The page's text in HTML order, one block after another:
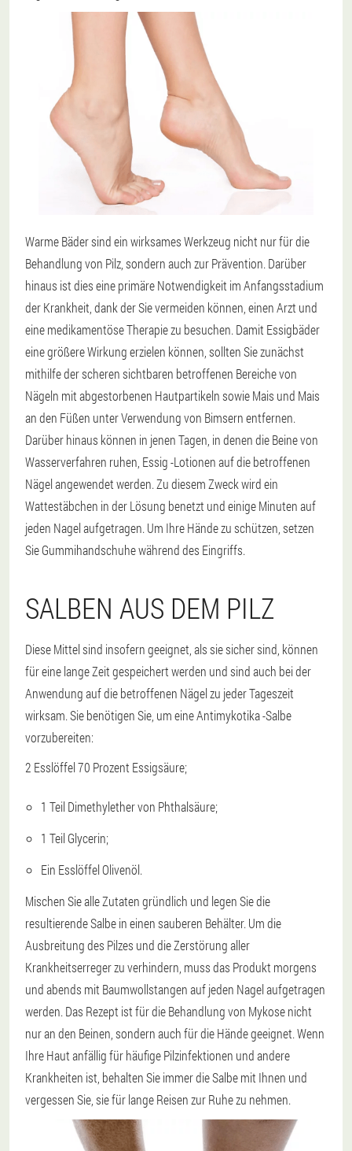
Warme Bäder sind ein wirksames Werkzeug nicht nur für die
Behandlung von Pilz, sondern auch zur Prävention. Darüber
hinaus ist dies eine primäre Notwendigkeit im Anfangsstadium
der Krankheit, dank der Sie vermeiden können, einen Arzt und
eine medikamentöse Therapie zu besuchen. Damit Essigbäder
eine größere Wirkung erzielen können, sollten Sie zunächst
mithilfe der scheren sichtbaren betroffenen Bereiche von
Nägeln mit abgestorbenen Hautpartikeln sowie Mais und Mais
an den Füßen unter Verwendung von Bimsern entfernen.
Darüber hinaus können in jenen Tagen, in denen die Beine von
Wasserverfahren ruhen, Essig -Lotionen auf die betroffenen
Nägel angewendet werden. Zu diesem Zweck wird ein
Wattestäbchen in der Lösung benetzt und einige Minuten auf
jeden Nagel aufgetragen. Um Ihre Hände zu schützen, setzen
Sie Gummihandschuhe während des Eingriffs.
SALBEN AUS DEM PILZ
Diese Mittel sind insofern geeignet, als sie sicher sind, können
für eine lange Zeit gespeichert werden und sind auch bei der
Anwendung auf die betroffenen Nägel zu jeder Tageszeit
wirksam. Sie benötigen Sie, um eine Antimykotika -Salbe
vorzubereiten:
2 Esslöffel 70 Prozent Essigsäure;
1 Teil Dimethylether von Phthalsäure;
1 Teil Glycerin;
Ein Esslöffel Olivenöl.
Mischen Sie alle Zutaten gründlich und legen Sie die
resultierende Salbe in einen sauberen Behälter. Um die
Ausbreitung des Pilzes und die Zerstörung aller
Krankheitserreger zu verhindern, muss das Produkt morgens
und abends mit Baumwollstangen auf jeden Nagel aufgetragen
werden. Das Rezept ist für die Behandlung von Mykose nicht
nur an den Beinen, sondern auch für die Hände geeignet. Wenn
Ihre Haut anfällig für häufige Pilzinfektionen und andere
Krankheiten ist, behalten Sie immer die Salbe mit Ihnen und
vergessen Sie, sie für lange Reisen zur Ruhe zu nehmen.